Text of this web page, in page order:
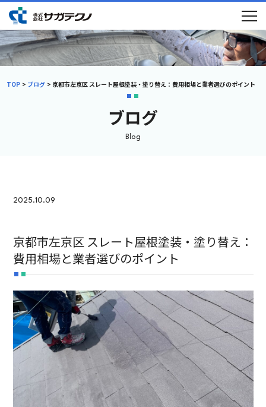
ブログ
Blog
TOP ブログ 京都市左京区 スレート屋根塗装・塗り替え：費用相場と業者選びのポイント
2025.10.09
京都市左京区 スレート屋根塗装・塗り替え：
費用相場と業者選びのポイント